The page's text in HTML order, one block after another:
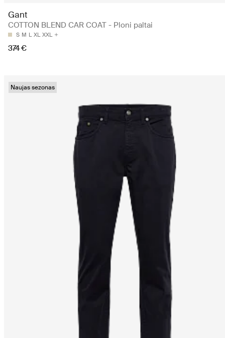
Gant
COTTON BLEND CAR COAT - Ploni paltai
S M L XL XXL
374 €
Naujas sezonas